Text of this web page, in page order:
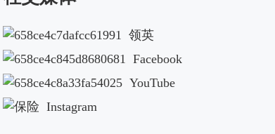
领英
Facebook
YouTube
Instagram